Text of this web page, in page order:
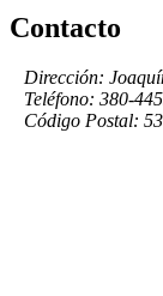
Contacto
Dirección:
Teléfono: 380-
Código Postal: